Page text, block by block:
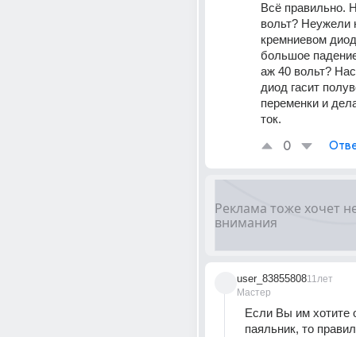
Всё правильно.
вольт? Неужели
кремниевом
большое
аж 40 вольт?
диод гасит
переменки и
ток.
0
user_83855808
Мастер
11лет
Если Вы им хотите
паяльник, то